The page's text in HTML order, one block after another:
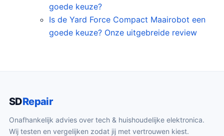
goede keuze?
Is de Yard Force Compact Maairobot een
goede keuze? Onze uitgebreide review
SDRepair
Onafhankelijk advies over tech & huishoudelijke elektronica.
Wij testen en vergelijken zodat jij met vertrouwen kiest.